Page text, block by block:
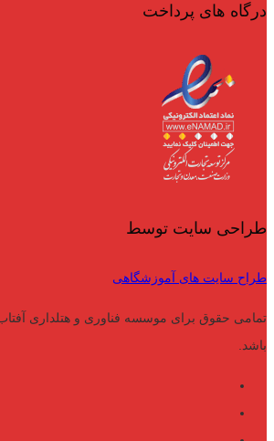
درگاه های پرداخت
طراحی سایت توسط
طراح سایت های آموزشگاهی
تمامی حقوق برای موسسه فناوری و هتلداری
باشد.